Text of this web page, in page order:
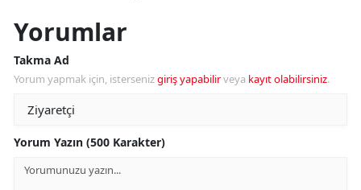
Yorumlar
Takma Ad
Yorum yapmak için, istersenizgiriş yapabilirveya kayıt olabilirsiniz.
Yorum Yazın (500 Karakter)